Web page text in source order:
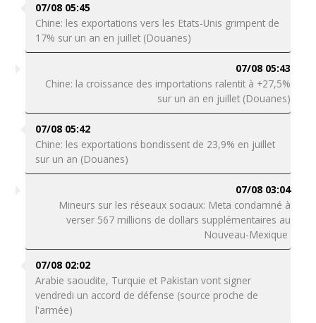
07/08 05:45
Chine: les exportations vers les Etats-Unis grimpent de
17% sur un an en juillet (Douanes)
07/08 05:43
Chine: la croissance des importations ralentit à +27,5%
sur un an en juillet (Douanes)
07/08 05:42
Chine: les exportations bondissent de 23,9% en juillet
sur un an (Douanes)
07/08 03:04
Mineurs sur les réseaux sociaux: Meta condamné à
verser 567 millions de dollars supplémentaires au
Nouveau-Mexique
07/08 02:02
Arabie saoudite, Turquie et Pakistan vont signer
vendredi un accord de défense (source proche de
l'armée)